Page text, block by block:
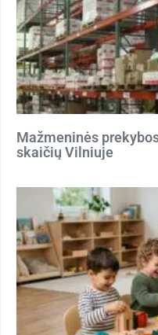
Mažmeninės
skaičių Vilniuje